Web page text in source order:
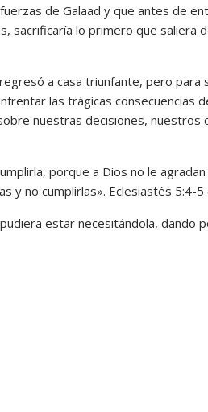
de Galaad y que antes de
sacrificaría lo primero que saliera
a casa triunfante, pero para
las trágicas consecuencias
nuestras decisiones, nuestros
porque a Dios no le
y no cumplirlas». Eclesiastés 5:4-5
estar necesitándola, dando